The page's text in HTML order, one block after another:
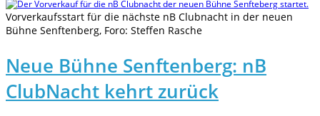
Vorverkaufsstart für die nächste nB Clubnacht in der neuen
Bühne Senftenberg, Foro: Steffen Rasche
Neue Bühne Senftenberg: nB
ClubNacht kehrt zurück